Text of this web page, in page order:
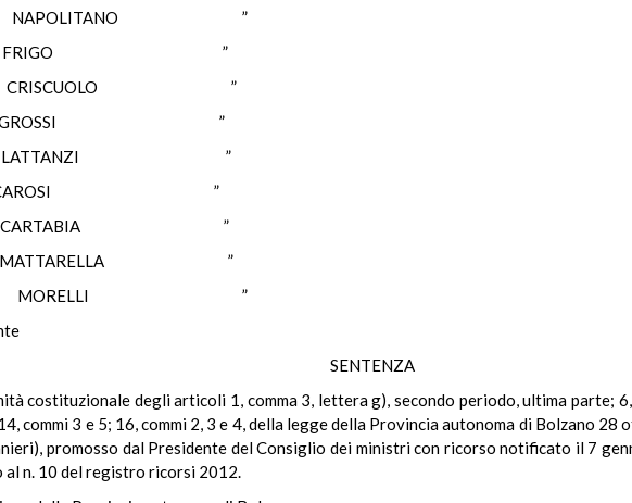
NAPOLITANO
”
FRIGO
”
CRISCUOLO
”
”
LATTANZI
”
”
CARTABIA
”
MATTARELLA
”
MORELLI
”
SENTENZA
costituzionale degli articoli 1, comma 3, lettera g), secondo periodo, ultima parte; 6,
commi 3 e 5; 16, commi 2, 3 e 4, della legge della Provincia autonoma di Bolzano
promosso dal Presidente del Consiglio dei ministri con ricorso notificato il 7
n. 10 del registro ricorsi 2012.